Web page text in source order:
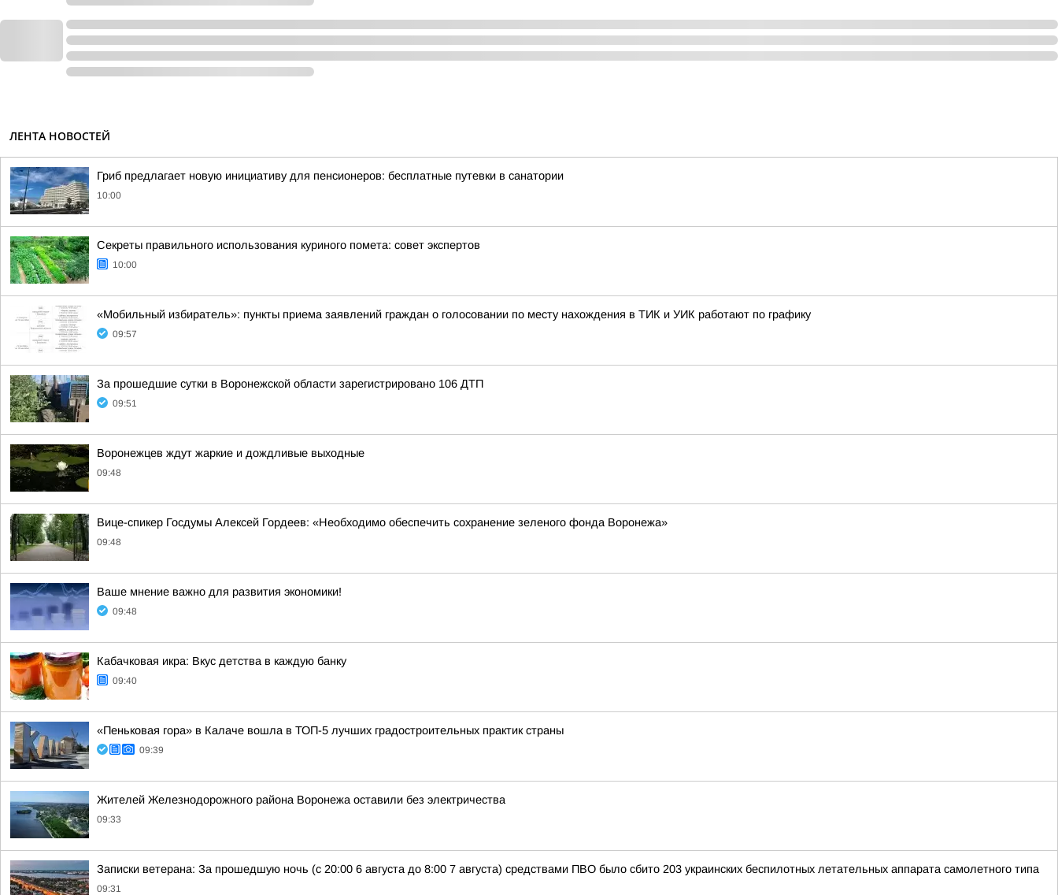
ЛЕНТА НОВОСТЕЙ
Гриб предлагает новую инициативу для пенсионеров: бесплатные путевки в санатории
10:00
Секреты правильного использования куриного помета: совет экспертов
10:00
«Мобильный избиратель»: пункты приема заявлений граждан о голосовании по месту нахождения в ТИК и УИК работают по графику
09:57
За прошедшие сутки в Воронежской области зарегистрировано 106 ДТП
09:51
Воронежцев ждут жаркие и дождливые выходные
09:48
Вице-спикер Госдумы Алексей Гордеев: «Необходимо обеспечить сохранение зеленого фонда Воронежа»
09:48
Ваше мнение важно для развития экономики!
09:48
Кабачковая икра: Вкус детства в каждую банку
09:40
«Пеньковая гора» в Калаче вошла в ТОП-5 лучших градостроительных практик страны
09:39
Жителей Железнодорожного района Воронежа оставили без электричества
09:33
Записки ветерана: За прошедшую ночь (с 20:00 6 августа до 8:00 7 августа) средствами ПВО было сбито 203 украинских беспилотных летательных аппарата самолетного типа
09:31